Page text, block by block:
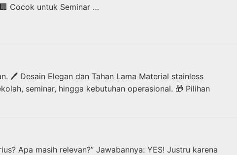
Cocok untuk Seminar …
🖊️ Desain Elegan dan Tahan Lama Material stainless
seminar, hingga kebutuhan operasional. 🎁 Pilihan
Apa masih relevan?” Jawabannya: YES! Justru karena